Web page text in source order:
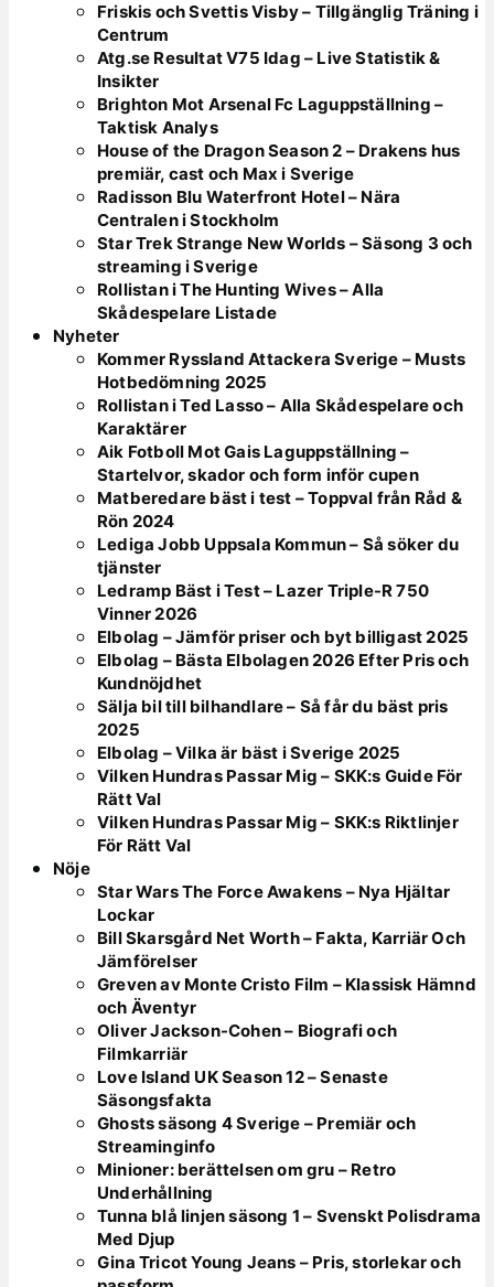
Friskis och Svettis Visby – Tillgänglig Träning i
Centrum
Atg.se Resultat V75 Idag – Live Statistik &
Insikter
Brighton Mot Arsenal Fc Laguppställning –
Taktisk Analys
House of the Dragon Season 2 – Drakens hus
premiär, cast och Max i Sverige
Radisson Blu Waterfront Hotel – Nära
Centralen i Stockholm
Star Trek Strange New Worlds – Säsong 3 och
streaming i Sverige
Rollistan i The Hunting Wives – Alla
Skådespelare Listade
Nyheter
Kommer Ryssland Attackera Sverige – Musts
Hotbedömning 2025
Rollistan i Ted Lasso – Alla Skådespelare och
Karaktärer
Aik Fotboll Mot Gais Laguppställning –
Startelvor, skador och form inför cupen
Matberedare bäst i test – Toppval från Råd &
Rön 2024
Lediga Jobb Uppsala Kommun – Så söker du
tjänster
Ledramp Bäst i Test – Lazer Triple-R 750
Vinner 2026
Elbolag – Jämför priser och byt billigast 2025
Elbolag – Bästa Elbolagen 2026 Efter Pris och
Kundnöjdhet
Sälja bil till bilhandlare – Så får du bäst pris
2025
Elbolag – Vilka är bäst i Sverige 2025
Vilken Hundras Passar Mig – SKK:s Guide För
Rätt Val
Vilken Hundras Passar Mig – SKK:s Riktlinjer
För Rätt Val
Nöje
Star Wars The Force Awakens – Nya Hjältar
Lockar
Bill Skarsgård Net Worth – Fakta, Karriär Och
Jämförelser
Greven av Monte Cristo Film – Klassisk Hämnd
och Äventyr
Oliver Jackson-Cohen – Biografi och
Filmkarriär
Love Island UK Season 12 – Senaste
Säsongsfakta
Ghosts säsong 4 Sverige – Premiär och
Streaminginfo
Minioner: berättelsen om gru – Retro
Underhållning
Tunna blå linjen säsong 1 – Svenskt Polisdrama
Med Djup
Gina Tricot Young Jeans – Pris, storlekar och